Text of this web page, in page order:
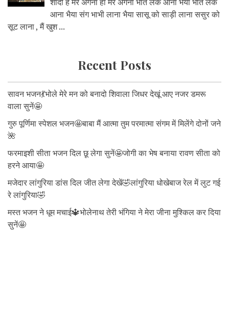
आना भैया संग भाभी लाना भैया सासू को साड़ी लाना ससुर को
सूट लाना , मैं खुश ...
Recent Posts
सावन भजन💃भोले मेरे मन को बनादो शिवाला जिधर देखूं आए नजर डमरू
वाला सुनें🤩
गुरु पूर्णिमा स्पेशल भजन🤩बाबा मैं आत्मा तुम परमात्मा संगम में मिलेंगे दोनों जने
🌺
फरमाइशी सीता भजन दिल छू लेगा सुनें🤩जोगी का भेष बनाया रावण सीता को
हरने आया🤩
मजेदार लांगुरिया डांस दिल जीत लेगा देखें🤣लांगुरिया धोखेबाज रेल में लुट गई
रे लांगुरिया🤣
मस्त भजन ने धूम मचाई🔱भोलेनाथ तेरी भंगिया ने मेरा जीना मुश्किल कर दिया
सुनें🤩